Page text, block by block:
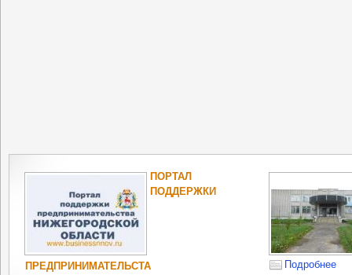
ПОРТАЛ
ПОДДЕРЖКИ
ПРЕДПРИНИМАТЕЛЬСТА
Подробнее